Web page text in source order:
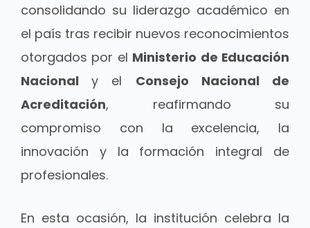
consolidando su liderazgo académico en
el país tras recibir nuevos reconocimientos
otorgados por el Ministerio de Educación
Nacionaly el Consejo Nacional de
Acreditación, reafirmando su
compromiso con la excelencia, la
innovación y la formación integral de
profesionales.
En esta ocasión, la institución celebra la